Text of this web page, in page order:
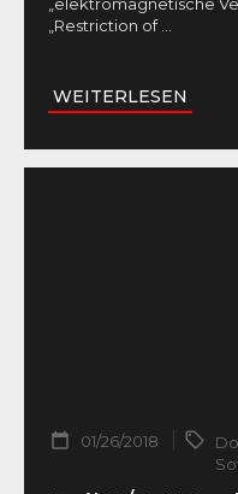
„elektromagnetische
„Restriction of...
WEITERLESEN
01/26/2018